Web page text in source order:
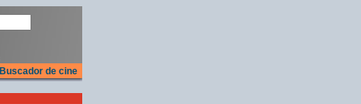
Buscador de cine